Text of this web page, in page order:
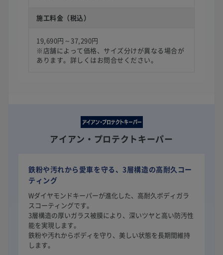
施工料金（税込）
19,690円～37,290円
※店舗によって価格、サイズ分けが異なる場合が
あります。詳しくはお問合せください。
アイアン・プロテクトキーパー
鉄粉や汚れから愛車を守る、3層構造の高耐久コー
ティング
Wダイヤモンドキーパーが進化した、高耐久ボディガラ
スコーティングです。
3層構造の厚いガラス被膜により、深いツヤと高い防汚性
能を実現します。
鉄粉や汚れからボディを守り、美しい状態を長期間維持
します。